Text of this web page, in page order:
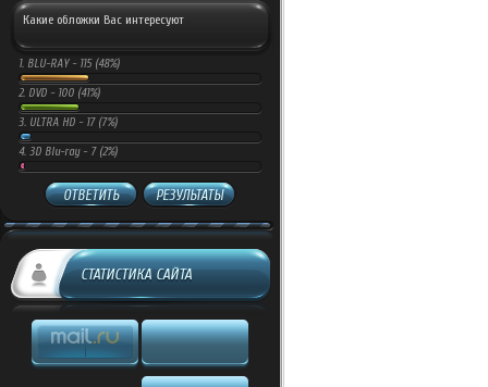
Какие обложки Вас интересуют
1. BLU-RAY - 115 (48%)
2. DVD - 100 (41%)
3. ULTRA HD - 17 (7%)
4. 3D Blu-ray - 7 (2%)
ОТВЕТИТЬ РЕЗУЛЬТАТЫ
СТАТИСТИКА САЙТА